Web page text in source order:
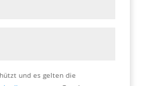
und es gelten die